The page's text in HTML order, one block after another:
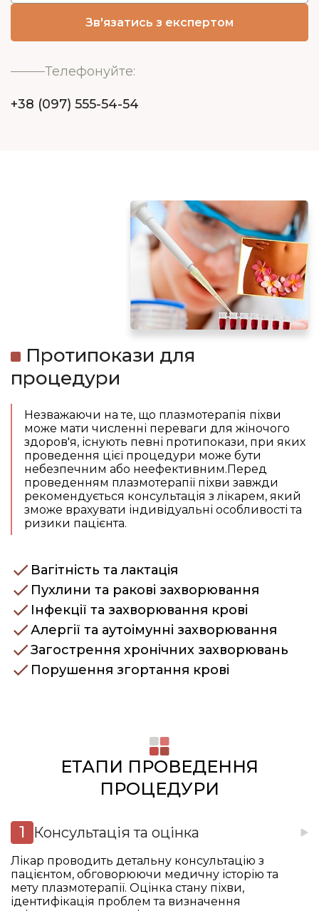
Телефонуйте:
+38 (097) 555-54-54
Протипокази для
процедури
Незважаючи на те, що плазмотерапія піхви
може мати численні переваги для жіночого
здоров'я, існують певні протипокази, при яких
проведення цієї процедури може бути
небезпечним або неефективним.Перед
проведенням плазмотерапії піхви завжди
рекомендується консультація з лікарем, який
зможе врахувати індивідуальні особливості та
ризики пацієнта.
Вагітність та лактація
Пухлини та ракові захворювання
Інфекції та захворювання крові
Алергії та аутоімунні захворювання
Загострення хронічних захворювань
Порушення згортання крові
ЕТАПИ ПРОВЕДЕННЯ
ПРОЦЕДУРИ
Консультація та оцінка
Лікар проводить детальну консультацію з
пацієнтом, обговорюючи медичну історію та
мету плазмотерапії. Оцінка стану піхви,
ідентифікація проблем та визначення